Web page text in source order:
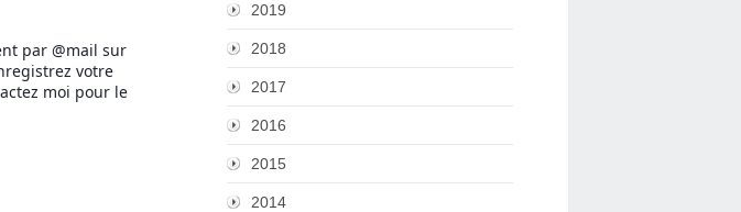
par @mail sur
votre
moi pour le
2019
2018
2017
2016
2015
2014